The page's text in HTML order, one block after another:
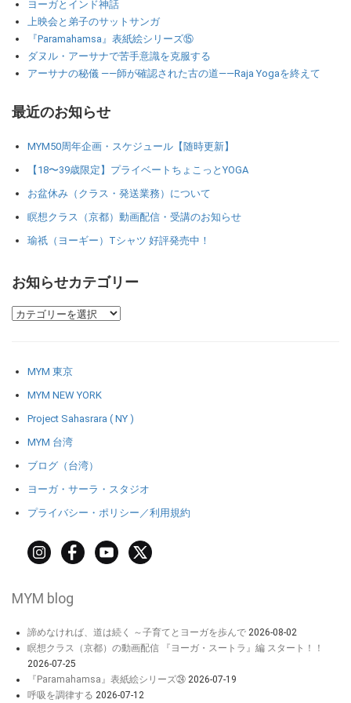
ヨーガとインド神話
上映会と弟子のサットサンガ
『Paramahamsa』表紙絵シリーズ⑮
ダヌル・アーサナで苦手意識を克服する
アーサナの秘儀 ――師が確認された古の道――Raja Yogaを終えて
最近のお知らせ
MYM50周年企画・スケジュール【随時更新】
【18〜39歳限定】プライベートちょこっとYOGA
お盆休み（クラス・発送業務）について
瞑想クラス（京都）動画配信・受講のお知らせ
瑜祇（ヨーギー）Tシャツ 好評発売中！
お知らせカテゴリー
MYM 東京
MYM NEW YORK
Project Sahasrara ( NY )
MYM 台湾
ブログ（台湾）
ヨーガ・サーラ・スタジオ
プライバシー・ポリシー／利用規約
MYM blog
諦めなければ、道は続く ～子育てとヨーガを歩んで 2026-08-02
瞑想クラス（京都）の動画配信 『ヨーガ・スートラ』編 スタート！！
2026-07-25
『Paramahamsa』表紙絵シリーズ㉔ 2026-07-19
呼吸を調律する 2026-07-12